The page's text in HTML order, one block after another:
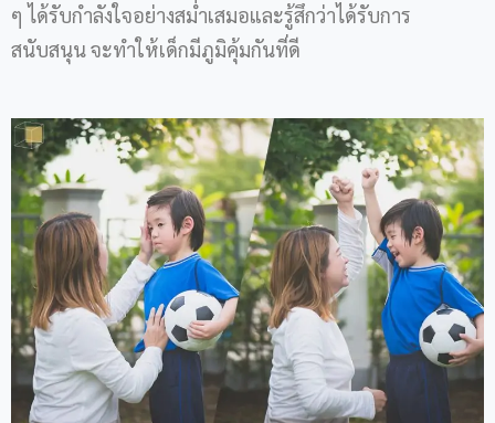
ๆ ได้รับกำลังใจอย่างสม่ำเสมอและรู้สึกว่าได้รับการ
สนับสนุน จะทำให้เด็กมีภูมิคุ้มกันที่ดี